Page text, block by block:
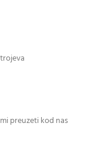
preuzeti kod nas